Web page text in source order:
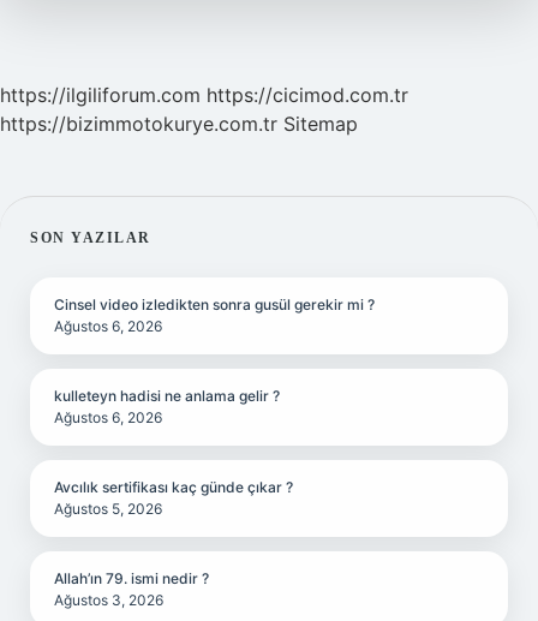
https://ilgiliforum.com https://cicimod.com.tr
https://bizimmotokurye.com.tr Sitemap
SIDEBAR
SON YAZILAR
Cinsel video izledikten sonra gusül gerekir mi ?
Ağustos 6, 2026
kulleteyn hadisi ne anlama gelir ?
Ağustos 6, 2026
Avcılık sertifikası kaç günde çıkar ?
Ağustos 5, 2026
Allah’ın 79. ismi nedir ?
Ağustos 3, 2026